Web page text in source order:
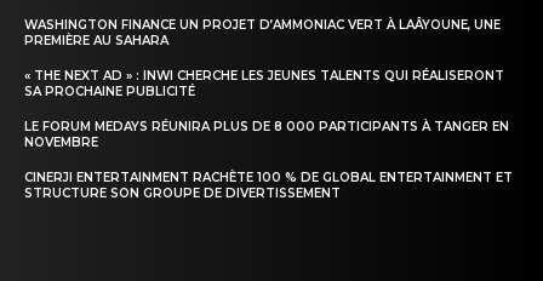
WASHINGTON FINANCE UN PROJET D’AMMONIAC VERT À LAÂYOUNE, UNE
PREMIÈRE AU SAHARA
« THE NEXT AD » : INWI CHERCHE LES JEUNES TALENTS QUI RÉALISERONT
SA PROCHAINE PUBLICITÉ
LE FORUM MEDAYS RÉUNIRA PLUS DE 8 000 PARTICIPANTS À TANGER EN
NOVEMBRE
CINERJI ENTERTAINMENT RACHÈTE 100 % DE GLOBAL ENTERTAINMENT ET
STRUCTURE SON GROUPE DE DIVERTISSEMENT